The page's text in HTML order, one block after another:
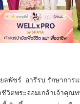
ลพัชร์ อารีรบ รักษาการ
วิตพระจอมเกล้าเจ้าคุณ